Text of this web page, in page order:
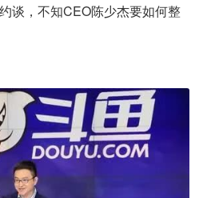
谈，不知CEO陈少杰要如何整